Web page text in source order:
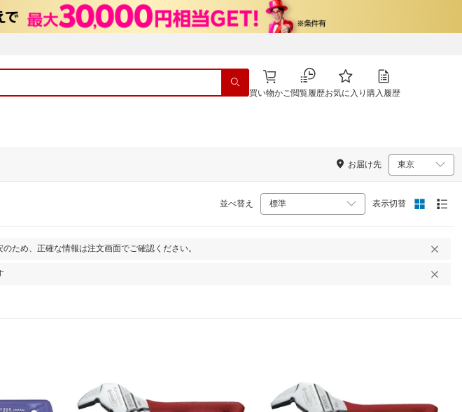
買い物かご閲覧履歴お気に入り 購入履歴
お届け先
並べ替え 表示切替
ため、正確な情報は注文画面でご確認ください。